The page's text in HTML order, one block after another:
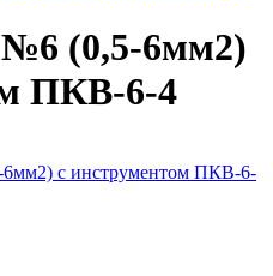
(0,5-6мм2)
ПКВ-6-4